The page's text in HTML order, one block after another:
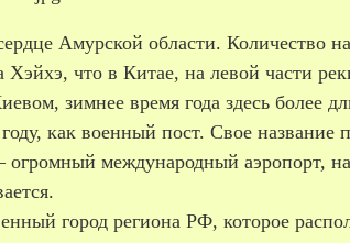
Амурской области. Количество
Хэйхэ, что в Китае, на левой части
зимнее время года здесь более
как военный пост. Свое
международный аэропорт,
город региона РФ, которое